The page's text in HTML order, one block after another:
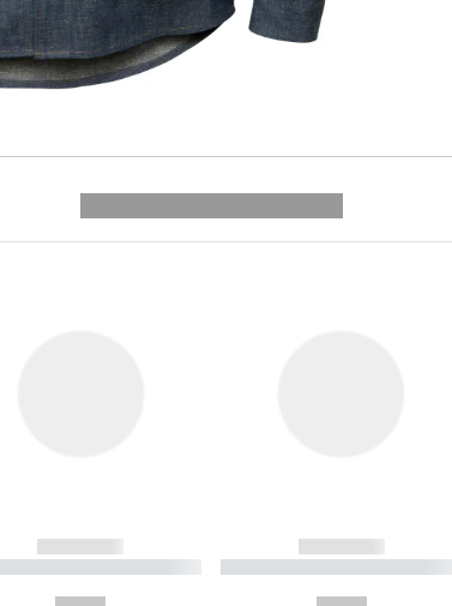
------------
----------- ----------
------------
----------- ----------- ----------